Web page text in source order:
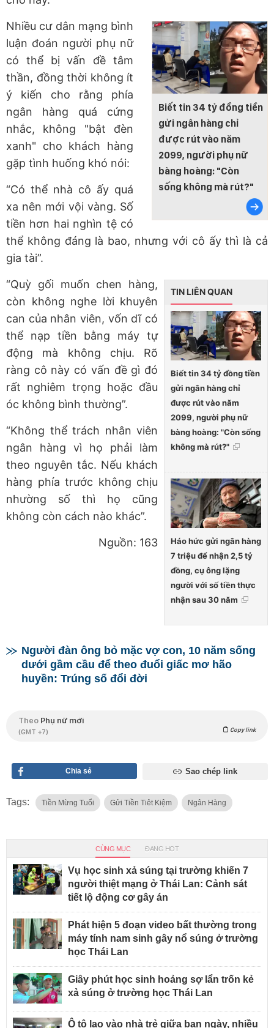
Biết tin 34 tỷ đồng tiền
gửi ngân hàng chỉ
được rút vào năm
2099, người phụ nữ
bàng hoàng: "Còn
sống không mà rút?"
Nhiều cư dân mạng bình
luận đoán người phụ nữ
có thể bị vấn đề tâm
thần, đồng thời không ít
ý kiến cho rằng phía
ngân hàng quá cứng
nhắc, không "bật đèn
xanh" cho khách hàng
gặp tình huống khó nói:
“Có thể nhà cô ấy quá
xa nên mới vội vàng. Số
tiền hơn hai nghìn tệ có
thể không đáng là bao, nhưng với cô ấy thì là cả
gia tài”.
TIN LIÊN QUAN
Biết tin 34 tỷ đồng tiền
gửi ngân hàng chỉ
được rút vào năm
2099, người phụ nữ
bàng hoàng: "Còn sống
không mà rút?"
Háo hức gửi ngân hàng
7 triệu để nhận 2,5 tỷ
đồng, cụ ông lặng
người với số tiền thực
nhận sau 30 năm
“Quỳ gối muốn chen hàng,
còn không nghe lời khuyên
can của nhân viên, vốn dĩ có
thể nạp tiền bằng máy tự
động mà không chịu. Rõ
ràng cô này có vấn đề gì đó
rất nghiêm trọng hoặc đầu
óc không bình thường”.
“Không thể trách nhân viên
ngân hàng vì họ phải làm
theo nguyên tắc. Nếu khách
hàng phía trước không chịu
nhường số thì họ cũng
không còn cách nào khác”.
Nguồn: 163
Người đàn ông bỏ mặc vợ con, 10 năm sống
dưới gầm cầu để theo đuổi giấc mơ hão
huyền: Trúng số đổi đời
Theo Phụ nữ mới
(GMT +7) Copy link
Chia sẻ Sao chép link
Tags: Tiền Mừng Tuổi Gửi Tiền Tiêt Kiệm Ngân Hàng
CÙNG MỤC ĐANG HOT
Vụ học sinh xả súng tại trường khiến 7
người thiệt mạng ở Thái Lan: Cảnh sát
tiết lộ động cơ gây án
Phát hiện 5 đoạn video bất thường trong
máy tính nam sinh gây nổ súng ở trường
học Thái Lan
Giây phút học sinh hoảng sợ lẩn trốn kẻ
xả súng ở trường học Thái Lan
Ô tô lao vào nhà trẻ giữa ban ngày, nhiều